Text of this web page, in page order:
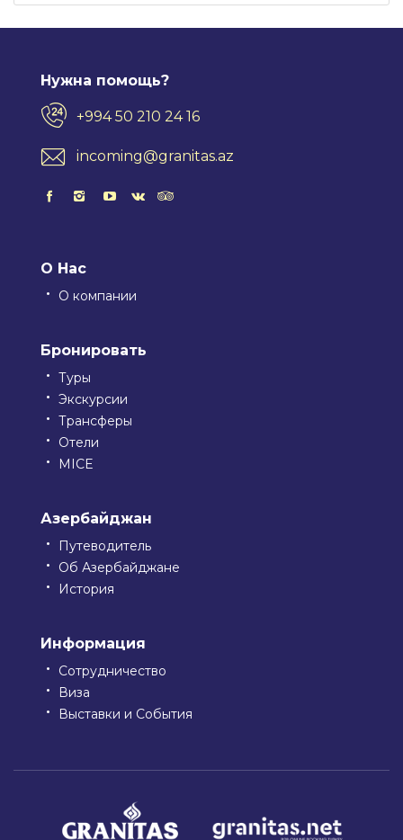
Нужна помощь?
+994 50 210 24 16
incoming@granitas.az
О Нас
О компании
Бронировать
Туры
Экскурсии
Трансферы
Отели
MICE
Азербайджан
Путеводитель
Об Азербайджане
История
Информация
Сотрудничество
Виза
Выставки и События